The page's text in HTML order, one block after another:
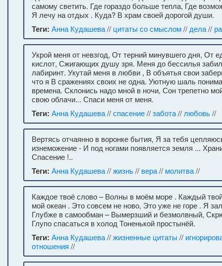
самому светить. Где гораздо больше тепла, Где
Я лечу на отдых . Куда? В храм своей дорогой души.
Теги: Анна Кудашева// цитаты со смыслом// дела//
Укрой меня от невзгод, От терний минувшего дня, От
кислот, Сжигающих душу зря. Меня до бессилья
лабиринт. Укутай меня в любви , В объятья свои
что я В сражениях своих не одна. Уютную шаль
времена. Склонись надо мной в ночи, Сон трепетно
свою облачи... Спаси меня от меня.
Теги: Анна Кудашева//спасение//забота// любовь//
Вертясь отчаянно в воронке бытия, Я за тебя
изнеможение - И под ногами появляется земля ...
Спасение !..
Теги: Анна Кудашева//жизнь// вера// молитва//
Каждое твоё слово – Волны в моём море . Каждый
мой океан . Это совсем не ново, Это уже не горе . Я
Глубже в самообман – Вымерзший и безмолвный,
Глупо спасаться в холод Тоненькой простынёй.
Теги: Анна Кудашева//жизненные цитаты //
отношения //